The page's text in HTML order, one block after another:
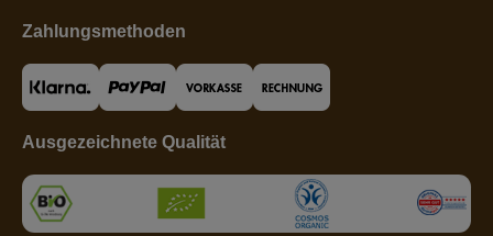
Zahlungsmethoden
Ausgezeichnete Qualität